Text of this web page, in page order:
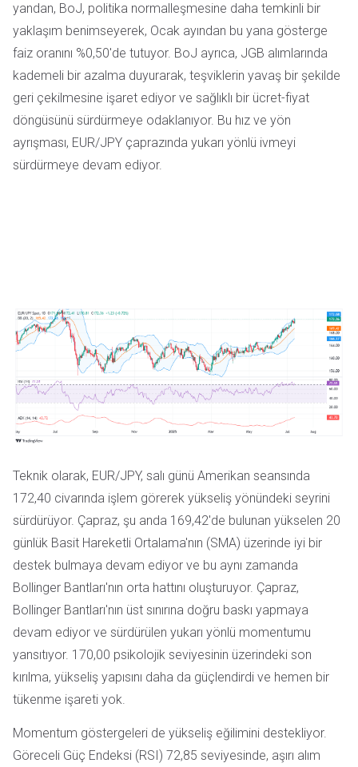
yandan, BoJ, politika normalleşmesine daha temkinli bir
yaklaşım benimseyerek, Ocak ayından bu yana gösterge
faiz oranını %0,50'de tutuyor. BoJ ayrıca, JGB alımlarında
kademeli bir azalma duyurarak, teşviklerin yavaş bir şekilde
geri çekilmesine işaret ediyor ve sağlıklı bir ücret-fiyat
döngüsünü sürdürmeye odaklanıyor. Bu hız ve yön
ayrışması, EUR/JPY çaprazında yukarı yönlü ivmeyi
sürdürmeye devam ediyor.
Teknik olarak, EUR/JPY, salı günü Amerikan seansında
172,40 civarında işlem görerek yükseliş yönündeki seyrini
sürdürüyor. Çapraz, şu anda 169,42'de bulunan yükselen 20
günlük Basit Hareketli Ortalama'nın (SMA) üzerinde iyi bir
destek bulmaya devam ediyor ve bu aynı zamanda
Bollinger Bantları'nın orta hattını oluşturuyor. Çapraz,
Bollinger Bantları'nın üst sınırına doğru baskı yapmaya
devam ediyor ve sürdürülen yukarı yönlü momentumu
yansıtıyor. 170,00 psikolojik seviyesinin üzerindeki son
kırılma, yükseliş yapısını daha da güçlendirdi ve hemen bir
tükenme işareti yok.
Momentum göstergeleri de yükseliş eğilimini destekliyor.
Göreceli Güç Endeksi (RSI) 72,85 seviyesinde, aşırı alım